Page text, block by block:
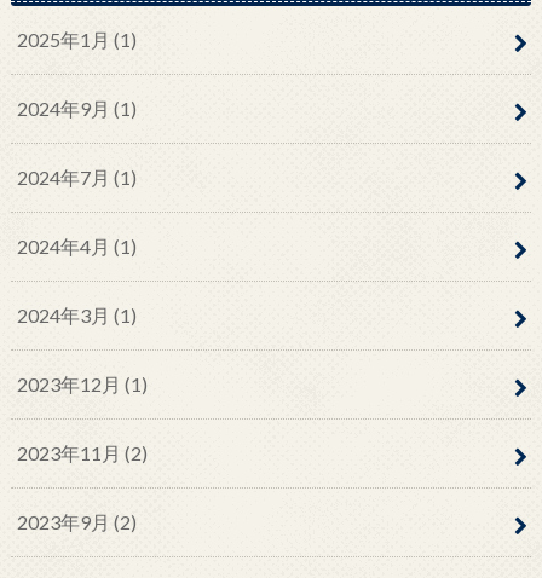
2025年1月 (1)
2024年9月 (1)
2024年7月 (1)
2024年4月 (1)
2024年3月 (1)
2023年12月 (1)
2023年11月 (2)
2023年9月 (2)